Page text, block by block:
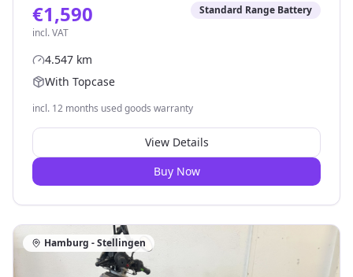
€1,590
incl. VAT
Standard Range Battery
4.547 km
With Topcase
incl. 12 months used goods warranty
View Details
Buy Now
Hamburg - Stellingen